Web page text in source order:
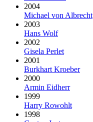
2004
Michael von Albrecht
2003
Hans Wolf
2002
Gisela Perlet
2001
Burkhart Kroeber
2000
Armin Eidherr
1999
Harry Rowohlt
1998